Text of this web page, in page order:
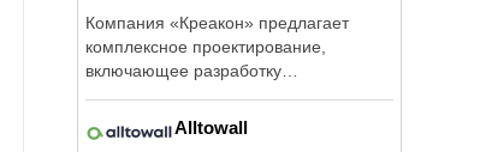
Компания «Креакон» предлагает
комплексное проектирование,
включающее разработку
Alltowall